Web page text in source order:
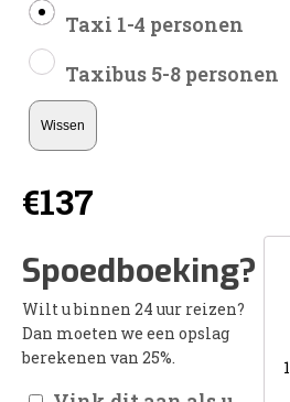
Taxi 1-4 personen
Taxibus 5-8 personen
Wissen
€137
Spoedboeking?
Wilt u binnen 24 uur reizen?
Dan moeten we een opslag
berekenen van 25%.